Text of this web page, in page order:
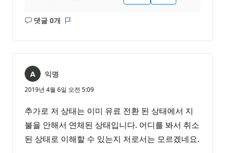
댓글 0개
설
음
익명
2019년 4월 6일 오전 5:09
추가로 저 상태는 이미 유료 전환 된 상태에서 지
불을 안해서 연체된 상태입니다. 어디를 봐서 취소
된 상태로 이해할 수 있는지 저로서는 모르겠네요.